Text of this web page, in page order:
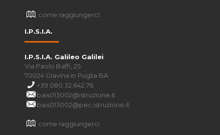
come raggiungerci
I.P.S.I.A.
I.P.S.I.A. Galileo Galilei
Via Paolo Baffi, 25
70024 Gravina in Puglia BA
+39 080.32.642.76
bais013002@istruzione.it
bais013002@pec.istruzione.it
come raggiungerci